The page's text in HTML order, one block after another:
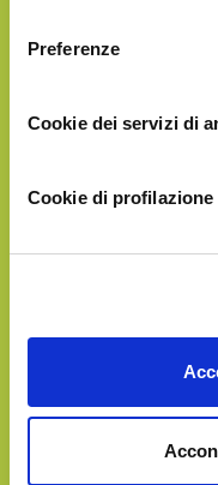
Preferenze
Cookie dei servizi di
Cookie di profilazione